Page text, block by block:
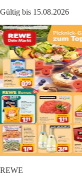
Gültig bis 15.08.2026
REWE